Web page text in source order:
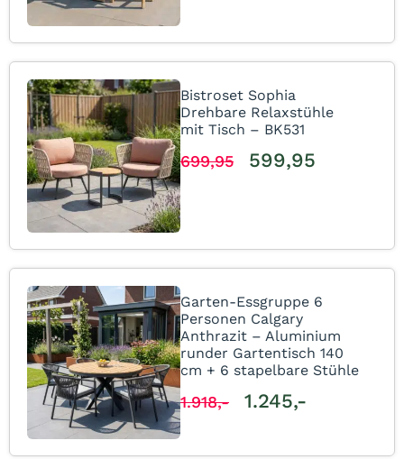
Bistroset Sophia
Drehbare Relaxstühle
mit Tisch – BK531
699,95 599,95
Garten-Essgruppe 6
Personen Calgary
Anthrazit – Aluminium
runder Gartentisch 140
cm + 6 stapelbare Stühle
1.918,- 1.245,-